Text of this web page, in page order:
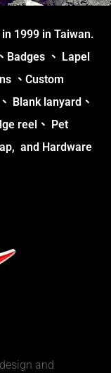
1999 in Taiwan.
Badges 、 Lapel
、Custom
Blank lanyard、
reel、 Pet
and Hardware
and